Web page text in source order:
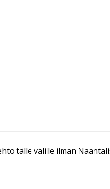
tälle välille ilman